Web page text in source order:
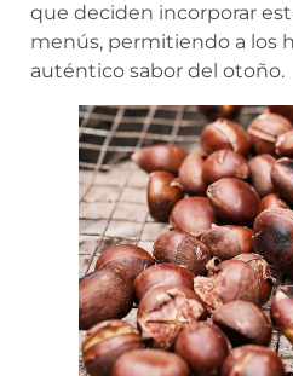
que deciden incorporar
menús, permitiendo a los
auténtico sabor del otoño.